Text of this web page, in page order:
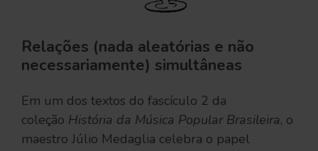
Relações (nada aleatórias e não
necessariamente) simultâneas
Em um dos textos do fascículo 2 da
coleção História da Música Popular Brasileira, o
maestro Júlio Medaglia celebra o papel